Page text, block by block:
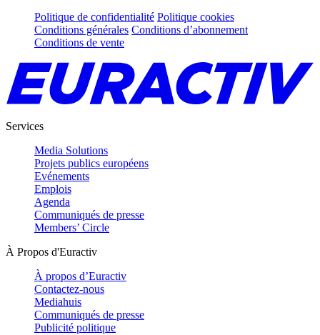
Politique de confidentialité Politique cookies
Conditions générales Conditions d’abonnement
Conditions de vente
Services
Media Solutions
Projets publics européens
Evénements
Emplois
Agenda
Communiqués de presse
Members’ Circle
À Propos d'Euractiv
À propos d’Euractiv
Contactez-nous
Mediahuis
Communiqués de presse
Publicité politique